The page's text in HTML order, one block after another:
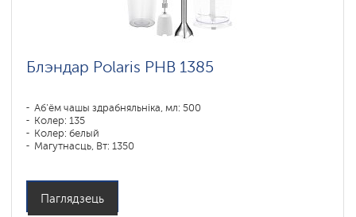
Блэндар Polaris PHB 1385
Аб'ём чашы здрабняльніка, мл: 500
Колер: 135
Колер: белый
Магутнасць, Вт: 1350
Паглядзець